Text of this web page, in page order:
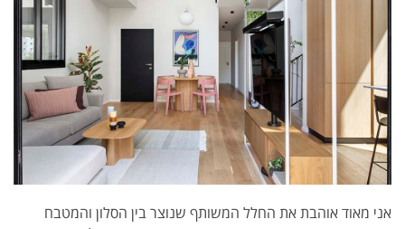
אני מאוד אוהבת את החלל המשותף שנוצר בין הסלון והמטבח